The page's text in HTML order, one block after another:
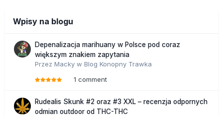
Wpisy na blogu
Depenalizacja marihuany w Polsce pod coraz
większym znakiem zapytania
Przez Macky w Blog Konopny Trawka
1 comment
Rudealis Skunk #2 oraz #3 XXL – recenzja odpornych
odmian outdoor od THC-THC